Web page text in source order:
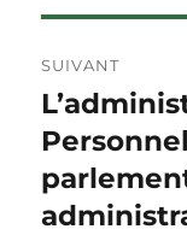
SUIVANT
Article
Suivant :